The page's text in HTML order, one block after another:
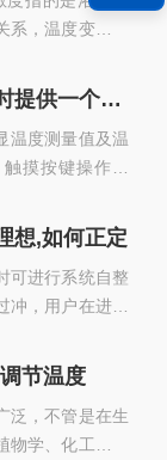
，温度变化的
是围绕以下五
快，槽内的温
云足球(中国) 系
，提高我们的工
3、温度因素温
灵敏性就会越
超级恒温油槽为用户工作时提供一个温度恒定的场源
温度测量值及温
摸按键操作方
。油槽内胆、台
清洁，仪器工作
或RS485通讯
制，采用PID控
浴槽内带循环
想,如何正定
可进行系统自整
，用户在进行
自整定选择状
下排显示“oF
键选择显示“o
设定】键，仪
节温度
泛，不管是在生
学、化工等等